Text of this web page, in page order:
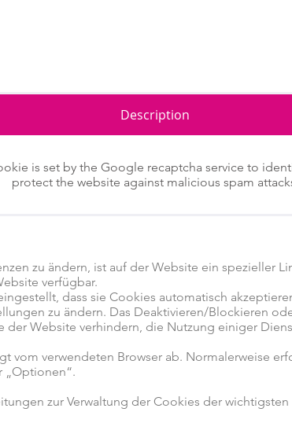
in Bezug auf verhaltensbasierte Online-Werbung
www.youronlinechoices.com/de/, das die
Site können Benutzer alle Unternehmen
individuell anpassen.
zu ändern, ist auf der Website ein spezieller
verfügbar.
dass sie Cookies automatisch
zu ändern. Das Deaktivieren/Blockieren
Website verhindern, die Nutzung einiger
vom verwendeten Browser ab. Normalerweise
„Optionen“.
zur Verwaltung der Cookies der wichtigsten
Description
is set by the Google recaptcha service to
protect the website against malicious spam